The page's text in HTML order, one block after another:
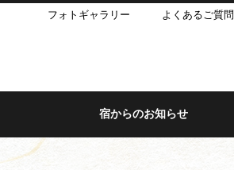
フォトギャラリー よくあるご質問
宿からのお知らせ